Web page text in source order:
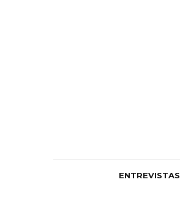
ENTREVISTAS